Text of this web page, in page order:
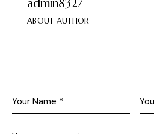
admin8327
ABOUT AUTHOR
Leave a comment